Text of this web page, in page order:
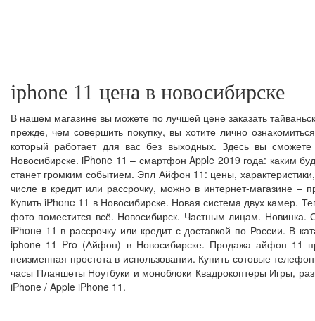
iphone 11 цена в новосибирске
В нашем магазине вы можете по лучшей цене заказать
прежде, чем совершить покупку, вы хотите лично
который работает для вас без выходных. Здесь вы
Новосибирске. iPhone 11 – смартфон Apple 2019 года: каким
станет громким событием. Эпл Айфон 11: цены,
числе в кредит или рассрочку, можно в интернет-магазине –
Купить iPhone 11 в Новосибирске. Новая система двух камер.
фото поместится всё. Новосибирск. Частным лицам.
iPhone 11 в рассрочку или кредит с доставкой по России. В
iphone 11 Pro (Айфон) в Новосибирске. Продажа айфон 11
неизменная простота в использовании. Купить сотовые
часы Планшеты Ноутбуки и моноблоки Квадрокоптеры Игры,
iPhone / Apple iPhone 11.